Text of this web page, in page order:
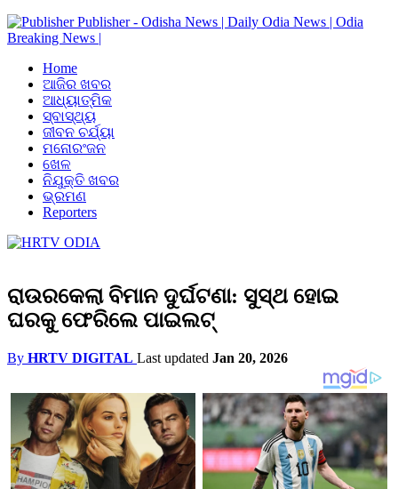
Publisher - Odisha News | Daily Odia News | Odia
Breaking News |
Home
ଆଜିର ଖବର
ଆଧ୍ୟାତ୍ମିକ
ସ୍ବାସ୍ଥ୍ୟ
ଜୀବନ ଚର୍ଯ୍ୟା
ମନୋରଂଜନ
ଖେଳ
ନିଯୁକ୍ତି ଖବର
ଭ୍ରମଣ
Reporters
ରାଉରକେଲା ବିମାନ ଦୁର୍ଘଟଣା: ସୁସ୍ଥ ହୋଇ
ଘରକୁ ଫେରିଲେ ପାଇଲଟ୍
By HRTV DIGITAL Last updated Jan 20, 2026